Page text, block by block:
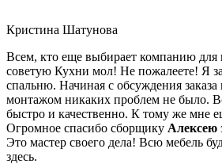
Кристина Шатунова
Всем, кто еще выбирает компанию для
советую Кухни мол! Не пожалеете! Я
спальню. Начиная с обсуждения заказа
монтажом никаких проблем не было.
быстро и качественно. К тому же мне
Огромное спасибо сборщику Алексею
Это мастер своего дела! Всю мебель
здесь.